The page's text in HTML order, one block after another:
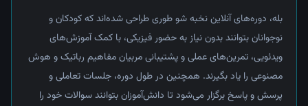
بله، دوره‌های آنلاین نخبه شو طوری طراحی شده‌اند که کودکان و
نوجوانان بتوانند بدون نیاز به حضور فیزیکی، با کمک آموزش‌های
ویدئویی، تمرین‌های عملی و پشتیبانی مربیان مفاهیم رباتیک و هوش
مصنوعی را یاد بگیرند. همچنین در طول دوره، جلسات تعاملی و
پرسش و پاسخ برگزار می‌شود تا دانش‌آموزان بتوانند سوالات خود را